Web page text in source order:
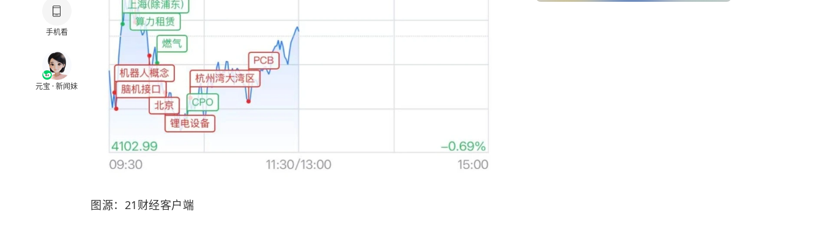
手机看
元宝 · 新闻妹
图源：21财经客户端